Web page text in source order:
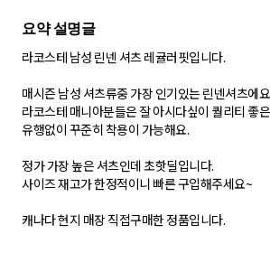
요약 설명글
라코스테 남성 린넨 셔츠 레귤러핏입니다.
매시즌 남성 셔츠류중 가장 인기있는 린넨셔츠에
라코스테 매니아분들은 잘 아시다싶이 퀄리티 좋
유행없이 꾸준히 착용이 가능해요.
정가 가장 높은 셔츠인데 초핫딜입니다.
사이즈 재고가 한정적이니 빠른 구입해주세요~
캐나다 현지 매장 직접구매한 정품입니다.